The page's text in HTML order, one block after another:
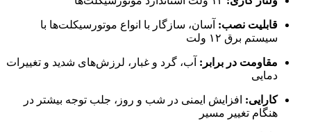
قابلیت نصب: آسان، سازگار با انواع موتورسیکلت‌ها با
سیستم برق ۱۲ ولت
مقاومت در برابر: آب، گرد و غبار، لرزش‌های شدید و تغییرات
دمایی
کارایی: افزایش ایمنی در شب و روز، جلب توجه بیشتر در
هنگام تغییر مسیر